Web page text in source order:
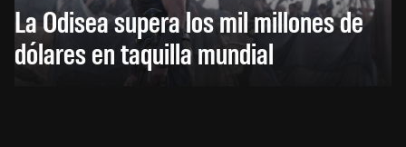
La Odisea supera los mil millones de
dólares en taquilla mundial